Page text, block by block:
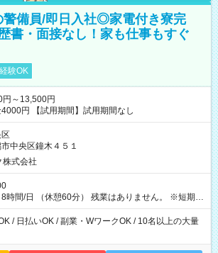
警備員/即日入社◎家電付き寮完
書・面接なし！家も仕事もすぐ
験OK
円～13,500円
入社祝い金4000円 【試用期間】試用期間なし
中央区鐘木４５１
株式会社
間/日 （休憩60分） 残業はありません。 ※短期の
おりません。予めご了承くださいませ。
/ 日払いOK / 副業・WワークOK / 10名以上の大量